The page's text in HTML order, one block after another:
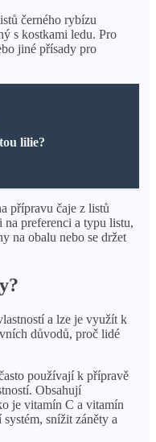
černého rybízu
s kostkami ledu. Pro
jiné přísady pro
lilie?
přípravu čaje z listů
preferenci a typu listu,
na obalu nebo se držet
a lze je využít k
důvodů, proč lidé
používají k přípravě
Obsahují
je vitamín C a vitamín
snížit záněty a